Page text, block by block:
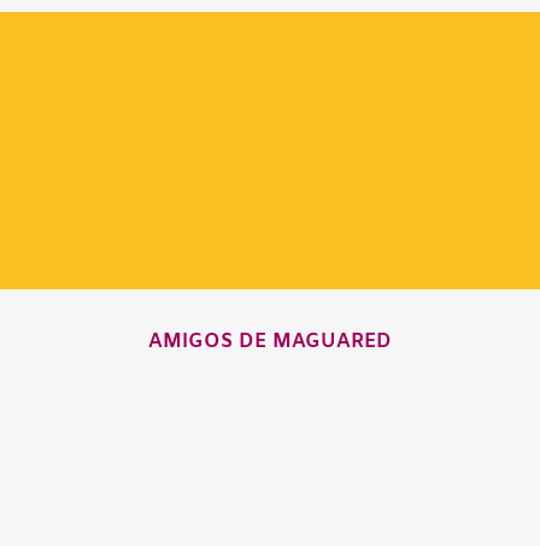
AMIGOS DE MAGUARED